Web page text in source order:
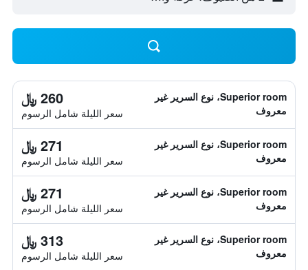
Superior room، نوع السرير غير
معروف
260 ﷼
سعر الليلة شامل الرسوم
Superior room، نوع السرير غير
معروف
271 ﷼
سعر الليلة شامل الرسوم
Superior room، نوع السرير غير
معروف
271 ﷼
سعر الليلة شامل الرسوم
Superior room، نوع السرير غير
معروف
313 ﷼
سعر الليلة شامل الرسوم